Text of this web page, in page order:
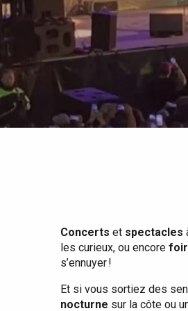
Tout l'agenda
Eté
Quand il pleut
Avec les enfants
Entre amis
Lieux branchés
Meilleurs brunch
Restaurants avec
Séjours en bord de
mer
Séjours en train
Concerts et spectacles
les curieux, ou encore
s’ennuyer !
Et si vous sortiez des
nocturne sur la côte ou